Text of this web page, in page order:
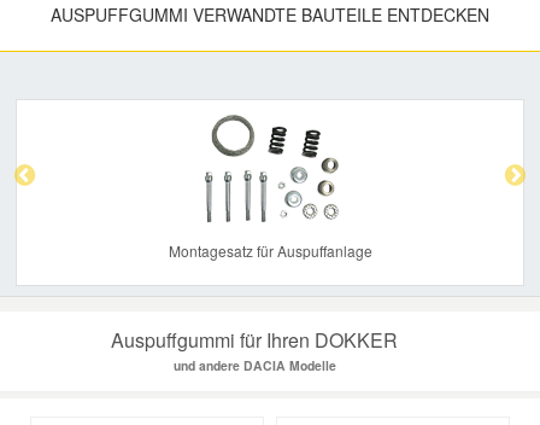
AUSPUFFGUMMI VERWANDTE BAUTEILE ENTDECKEN
Montagesatz für Auspuffanlage
Auspuffgummi für Ihren DOKKER
und andere DACIA Modelle